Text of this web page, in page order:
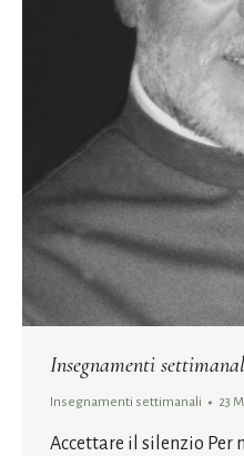
Insegnamenti
Insegnamenti settimanali 23
Accettare il silenzio Per